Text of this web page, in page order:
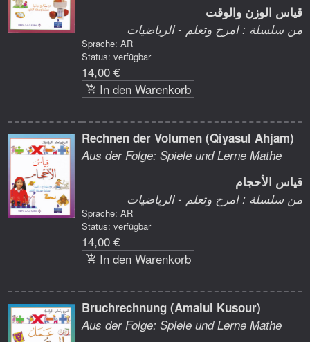
قياس الوزن والوقت
من سلسلة : امرح وتعلم - الرياضيات
Sprache: AR
Status: verfügbar
14,00 €
In den Warenkorb
Rechnen der Volumen (Qiyasul Ahjam)
Aus der Folge: Spiele und Lerne Mathe
قياس الأحجام
من سلسلة : امرح وتعلم - الرياضيات
Sprache: AR
Status: verfügbar
14,00 €
In den Warenkorb
Bruchrechnung (Amalul Kusour)
Aus der Folge: Spiele und Lerne Mathe